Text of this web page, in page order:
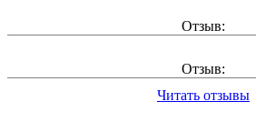
Отзыв:
Отзыв:
Читать отзывы